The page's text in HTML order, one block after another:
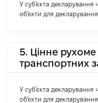
У суб'єкта декларування
об'єкти для
5. Цінне
транспортних
У суб'єкта декларування
об'єкти для